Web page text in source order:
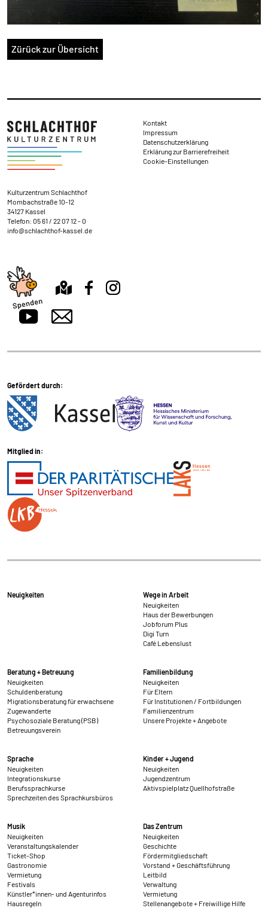
Zürück zur Übersicht
Kontakt und Anschrift
Kulturzentrum Schlachthof
Mombachstraße 10-12
34127 Kassel
Telefon: 05 61 / 22 07 12 - 0
info@schlachthof-kassel.de
Rechtliches
Kontakt
Impressum
Datenschutzerklärung
Erklärung zur Barrierefreiheit
Cookie-Einstellungen
Gefördert durch:
Mitglied in:
Neuigkeiten
Wege in Arbeit
Neuigkeiten
Haus der Bewerbungen
Jobforum Plus
Digi Turn
Café Lebenslust
Beratung + Betreuung
Neuigkeiten
Schuldenberatung
Migrationsberatung für erwachsene
Zugewanderte
Psychosoziale Beratung (PSB)
Betreuungsverein
Familienbildung
Neuigkeiten
Für Eltern
Für Institutionen / Fortbildungen
Familienzentrum
Unsere Projekte + Angebote
Sprache
Neuigkeiten
Integrationskurse
Berufssprachkurse
Sprechzeiten des Sprachkursbüros
Kinder + Jugend
Neuigkeiten
Jugendzentrum
Aktivspielplatz Quellhofstraße
Musik
Neuigkeiten
Veranstaltungskalender
Ticket-Shop
Gastronomie
Vermietung
Festivals
Künstler*innen- und Agenturinfos
Hausregeln
Das Zentrum
Neuigkeiten
Geschichte
Fördermitgliedschaft
Vorstand + Geschäftsführung
Leitbild
Verwaltung
Vermietung
Stellenangebote + Freiwillige Hilfe